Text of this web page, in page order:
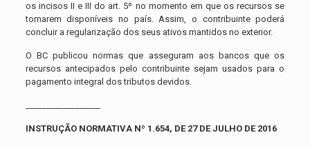
os incisos II e III do art. 5º no momento em que os recursos se
tornarem disponíveis no país. Assim, o contribuinte poderá
concluir a regularização dos seus ativos mantidos no exterior.
O BC publicou normas que asseguram aos bancos que os
recursos antecipados pelo contribuinte sejam usados para o
pagamento integral dos tributos devidos.
INSTRUÇÃO NORMATIVA Nº 1.654, DE 27 DE JULHO DE 2016